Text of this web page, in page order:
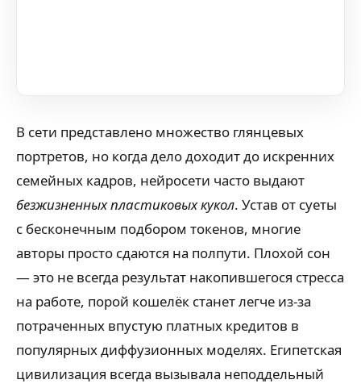
В сети представлено множество глянцевых
портретов, но когда дело доходит до искренних
семейных кадров, нейросети часто выдают
безжизненных пластиковых кукол. Устав от суеты
с бесконечным подбором токенов, многие
авторы просто сдаются на полпути. Плохой сон
— это не всегда результат накопившегося стресса
на работе, порой кошелёк станет легче из-за
потраченных впустую платных кредитов в
популярных диффузионных моделях. Египетская
цивилизация всегда вызывала неподдельный